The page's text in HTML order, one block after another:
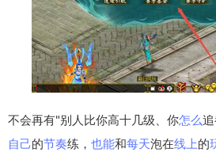
不会再有"别人比你高十几级、你怎么
自己的节奏练， 也能和每天泡在线上的